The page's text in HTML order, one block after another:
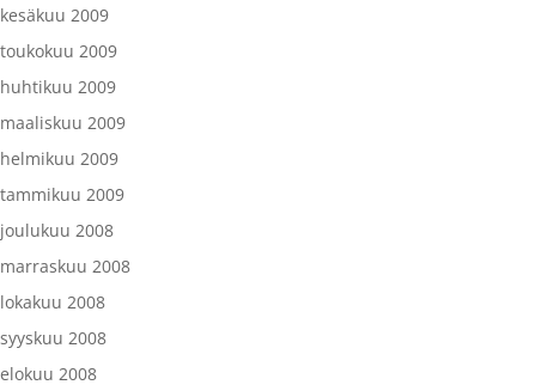
kesäkuu 2009
toukokuu 2009
huhtikuu 2009
maaliskuu 2009
helmikuu 2009
tammikuu 2009
joulukuu 2008
marraskuu 2008
lokakuu 2008
syyskuu 2008
elokuu 2008